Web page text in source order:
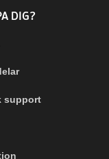
DIG?
support